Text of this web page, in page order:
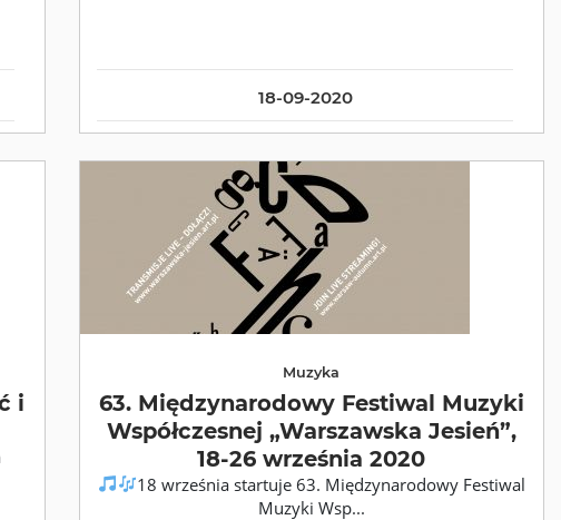
18-09-2020
i
Muzyka
63. Międzynarodowy Festiwal Muzyki
Współczesnej „Warszawska Jesień”,
18-26 września 2020
18 września startuje 63. Międzynarodowy Festiwal
Muzyki Wsp...